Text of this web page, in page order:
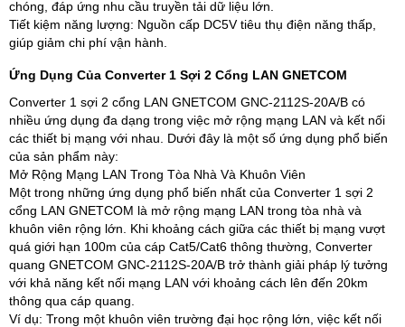
chóng, đáp ứng nhu cầu truyền tải dữ liệu lớn.
Tiết kiệm năng lượng: Nguồn cấp DC5V tiêu thụ điện năng thấp,
giúp giảm chi phí vận hành.
Ứng Dụng Của Converter 1 Sợi 2 Cổng LAN GNETCOM
Converter 1 sợi 2 cổng LAN GNETCOM GNC-2112S-20A/B có
nhiều ứng dụng đa dạng trong việc mở rộng mạng LAN và kết nối
các thiết bị mạng với nhau. Dưới đây là một số ứng dụng phổ biến
của sản phẩm này:
Mở Rộng Mạng LAN Trong Tòa Nhà Và Khuôn Viên
Một trong những ứng dụng phổ biến nhất của Converter 1 sợi 2
cổng LAN GNETCOM là mở rộng mạng LAN trong tòa nhà và
khuôn viên rộng lớn. Khi khoảng cách giữa các thiết bị mạng vượt
quá giới hạn 100m của cáp Cat5/Cat6 thông thường, Converter
quang GNETCOM GNC-2112S-20A/B trở thành giải pháp lý tưởng
với khả năng kết nối mạng LAN với khoảng cách lên đến 20km
thông qua cáp quang.
Ví dụ: Trong một khuôn viên trường đại học rộng lớn, việc kết nối